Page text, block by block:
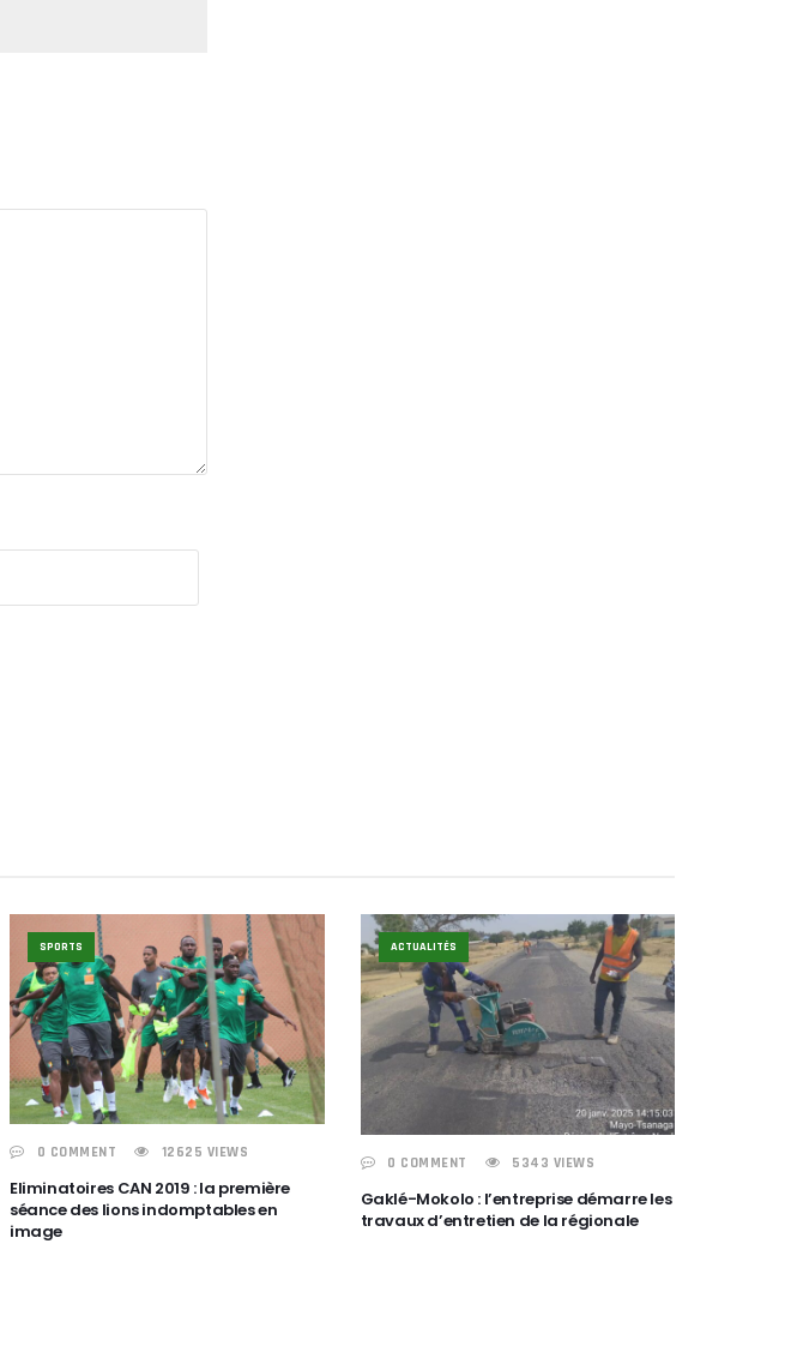
SPORTS
0 COMMENT 12625 VIEWS
Eliminatoires CAN 2019 : la première
séance des lions indomptables en
image
ACTUALITÉS
0 COMMENT 5343 VIEWS
Gaklé-Mokolo : l’entreprise démarre les
travaux d’entretien de la régionale